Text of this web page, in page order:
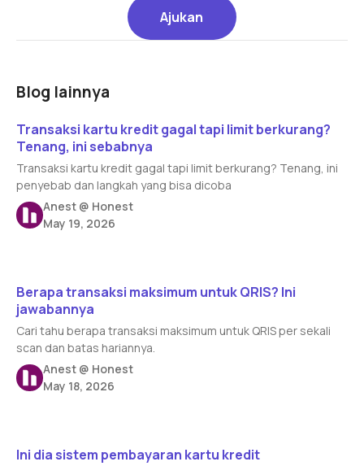
Ajukan
Ajukan
Blog lainnya
Transaksi kartu kredit gagal tapi limit berkurang?
Tenang, ini sebabnya
Transaksi kartu kredit gagal tapi limit berkurang? Tenang, ini
penyebab dan langkah yang bisa dicoba
Anest @ Honest
May 19, 2026
Berapa transaksi maksimum untuk QRIS? Ini
jawabannya
Cari tahu berapa transaksi maksimum untuk QRIS per sekali
scan dan batas hariannya.
Anest @ Honest
May 18, 2026
Ini dia sistem pembayaran kartu kredit